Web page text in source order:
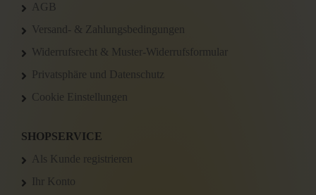
AGB
Versand- & Zahlungsbedingungen
Widerrufsrecht & Muster-Widerrufsformular
Privatsphäre und Datenschutz
Cookie Einstellungen
SHOPSERVICE
Als Kunde registrieren
Ihr Konto